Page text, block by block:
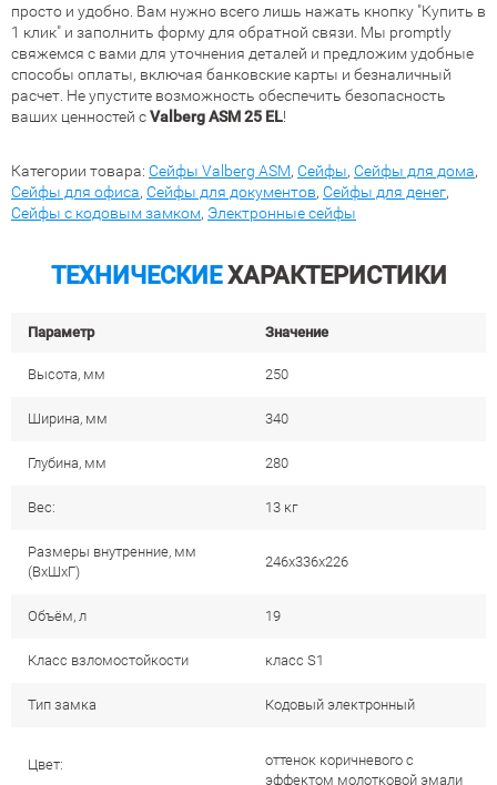
просто и удобно. Вам нужно всего лишь нажать кнопку "Купить в
1 клик" и заполнить форму для обратной связи. Мы promptly
свяжемся с вами для уточнения деталей и предложим удобные
способы оплаты, включая банковские карты и безналичный
расчет. Не упустите возможность обеспечить безопасность
ваших ценностей сValberg ASM 25 EL!
Категории товара: Сейфы Valberg ASM, Сейфы, Сейфы для дома,
Сейфы для офиса, Сейфы для документов, Сейфы для денег,
Сейфы с кодовым замком, Электронные сейфы
ТЕХНИЧЕСКИЕХАРАКТЕРИСТИКИ
Параметр Значение
Высота, мм 250
Ширина, мм 340
Глубина, мм 280
Вес: 13 кг
Размеры внутренние, мм
(ВхШхГ)
246x336x226
Объём, л 19
Класс взломостойкости класс S1
Тип замка Кодовый электронный
Цвет:
оттенок коричневого с
эффектом молотковой эмали